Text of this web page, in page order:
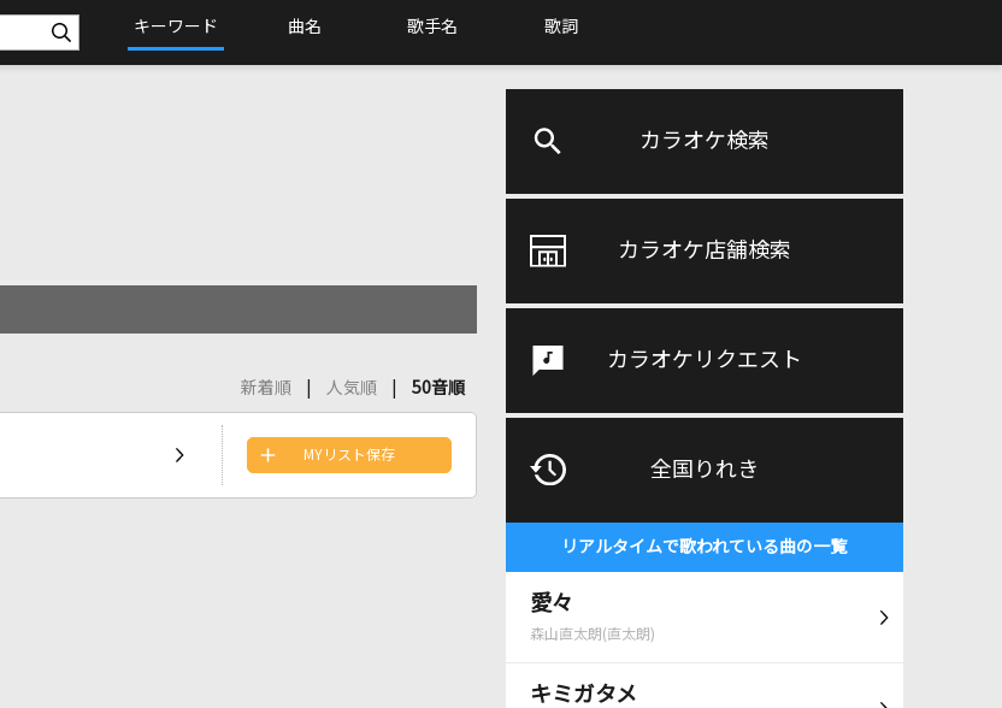
キーワード 曲名 歌手名 歌詞
カラオケ検索
カラオケ店舗検索
カラオケリクエスト
全国りれき
リアルタイムで歌われている曲の一覧
愛々
森山直太朗(直太朗)
キミガタメ
新着順
人気順 50音順
MYリスト保存